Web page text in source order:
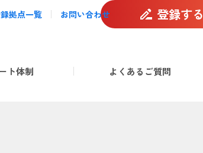
登録する
ト体制 よくあるご質問
拠点一覧 お問い合わせ